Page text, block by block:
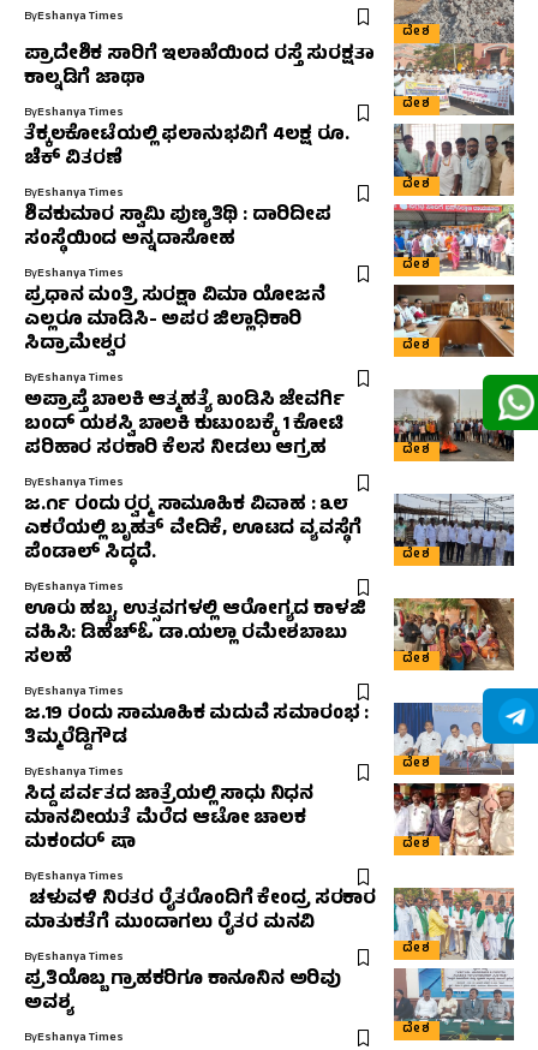
ದೇಶ
ByEshanya Times
ದೇಶ
ಪ್ರಾದೇಶಿಕ ಸಾರಿಗೆ ಇಲಾಖೆಯಿಂದ ರಸ್ತೆ ಸುರಕ್ಷತಾ
ಕಾಲ್ನಡಿಗೆ ಜಾಥಾ
ByEshanya Times
ದೇಶ
ತೆಕ್ಕಲಕೋಟೆಯಲ್ಲಿ ಫಲಾನುಭವಿಗೆ 4ಲಕ್ಷ ರೂ.
ಚೆಕ್ ವಿತರಣೆ
ByEshanya Times
ದೇಶ
ಶಿವಕುಮಾರ ಸ್ವಾಮಿ ಪುಣ್ಯತಿಥಿ : ದಾರಿದೀಪ
ಸಂಸ್ಥೆಯಿಂದ ಅನ್ನದಾಸೋಹ
ByEshanya Times
ದೇಶ
ಪ್ರಧಾನ ಮಂತ್ರಿ ಸುರಕ್ಷಾ ವಿಮಾ ಯೋಜನೆ
ಎಲ್ಲರೂ ಮಾಡಿಸಿ- ಅಪರ ಜಿಲ್ಲಾಧಿಕಾರಿ
ಸಿದ್ರಾಮೇಶ್ವರ
ByEshanya Times
ದೇಶ
ಅಪ್ರಾಪ್ತೆ ಬಾಲಕಿ ಆತ್ಮಹತ್ಯೆ ಖಂಡಿಸಿ ಜೇವರ್ಗಿ
ಬಂದ್ ಯಶಸ್ವಿ ಬಾಲಕಿ ಕುಟುಂಬಕ್ಕೆ 1 ಕೋಟಿ
ಪರಿಹಾರ ಸರಕಾರಿ ಕೆಲಸ ನೀಡಲು ಆಗ್ರಹ
ByEshanya Times
ದೇಶ
ಜ.೧೯ ರಂದು ರ‍್ವರ‍್ಮ ಸಾಮೂಹಿಕ ವಿವಾಹ : ೩೮
ಎಕರೆಯಲ್ಲಿ ಬೃಹತ್ ವೇದಿಕೆ, ಊಟದ ವ್ಯವಸ್ಥೆಗೆ
ಪೆಂಡಾಲ್ ಸಿದ್ಧದೆ.
ByEshanya Times
ದೇಶ
ಊರು ಹಬ್ಬ, ಉತ್ಸವಗಳಲ್ಲಿ ಆರೋಗ್ಯದ ಕಾಳಜಿ
ವಹಿಸಿ: ಡಿಹೆಚ್‌ಓ ಡಾ.ಯಲ್ಲಾ ರಮೇಶಬಾಬು
ಸಲಹೆ
ByEshanya Times
ದೇಶ
ಜ.19 ರಂದು ಸಾಮೂಹಿಕ ಮದುವೆ ಸಮಾರಂಭ :
ತಿಮ್ಮರೆಡ್ಡಿಗೌಡ
ByEshanya Times
ದೇಶ
ಸಿದ್ದ ಪರ್ವತದ ಜಾತ್ರೆಯಲ್ಲಿ ಸಾಧು ನಿಧನ
ಮಾನವೀಯತೆ ಮೆರೆದ ಆಟೋ ಚಾಲಕ
ಮಕಂದರ್ ಷಾ
ByEshanya Times
ದೇಶ
ಚಳುವಳಿ ನಿರತರ ರೈತರೊಂದಿಗೆ ಕೇಂದ್ರ ಸರಕಾರ
ಮಾತುಕತೆಗೆ ಮುಂದಾಗಲು ರೈತರ ಮನವಿ
ByEshanya Times
ದೇಶ
ಪ್ರತಿಯೊಬ್ಬ ಗ್ರಾಹಕರಿಗೂ ಕಾನೂನಿನ ಅರಿವು
ಅವಶ್ಯ
ByEshanya Times